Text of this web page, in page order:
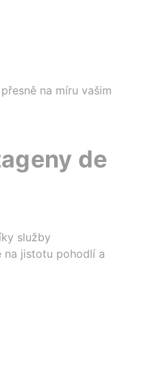
na míru vašim
de
služby
na jistotu pohodlí a